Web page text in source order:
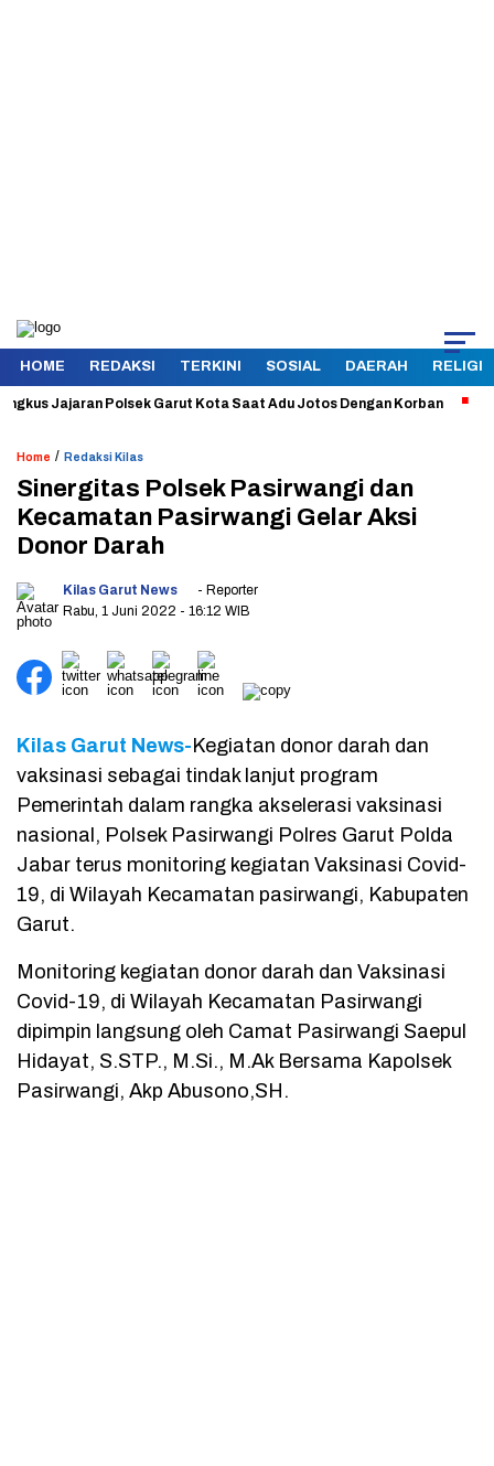
HOME REDAKSI TERKINI SOSIAL DAERAH RELIGI
Polsek Garut Kota Saat Adu Jotos Dengan Korban Aman
Home / Redaksi Kilas
Sinergitas Polsek Pasirwangi dan
Kecamatan Pasirwangi Gelar Aksi
Donor Darah
Kilas Garut News
- Reporter
Rabu, 1 Juni 2022 - 16:12 WIB
Kilas Garut News- Kegiatan donor darah dan
vaksinasi sebagai tindak lanjut program
Pemerintah dalam rangka akselerasi vaksinasi
nasional, Polsek Pasirwangi Polres Garut Polda
Jabar terus monitoring kegiatan Vaksinasi Covid-
19, di Wilayah Kecamatan pasirwangi, Kabupaten
Garut.
Monitoring kegiatan donor darah dan Vaksinasi
Covid-19, di Wilayah Kecamatan Pasirwangi
dipimpin langsung oleh Camat Pasirwangi Saepul
Hidayat, S.STP., M.Si., M.Ak Bersama Kapolsek
Pasirwangi, Akp Abusono,SH.